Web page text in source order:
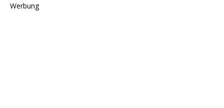
Werbung